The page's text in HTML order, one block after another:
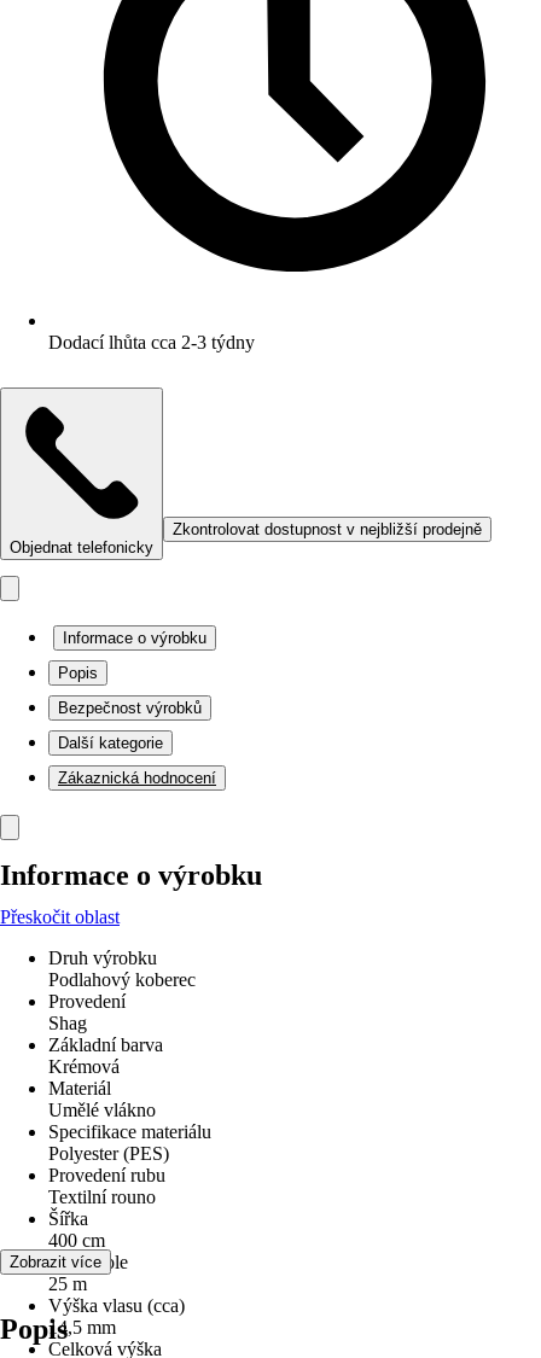
Dodací lhůta cca 2-3 týdny
Objednat telefonicky
Zkontrolovat dostupnost v nejbližší prodejně
Informace o výrobku
Popis
Bezpečnost výrobků
Další kategorie
Zákaznická hodnocení
Informace o výrobku
Přeskočit oblast
Druh výrobku
Podlahový koberec
Provedení
Shag
Základní barva
Krémová
Materiál
Umělé vlákno
Specifikace materiálu
Polyester (PES)
Provedení rubu
Textilní rouno
Šířka
400 cm
Délka role
25 m
Výška vlasu (cca)
14,5 mm
Celková výška
Zobrazit více
Popis